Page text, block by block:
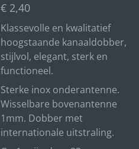
€ 2,40
Klassevolle en kwalitatief
hoogstaande kanaaldobber,
stijlvol, elegant, sterk en
functioneel.
Sterke inox onderantenne.
Wisselbare bovenantenne
1mm. Dobber met
internationale uitstraling.